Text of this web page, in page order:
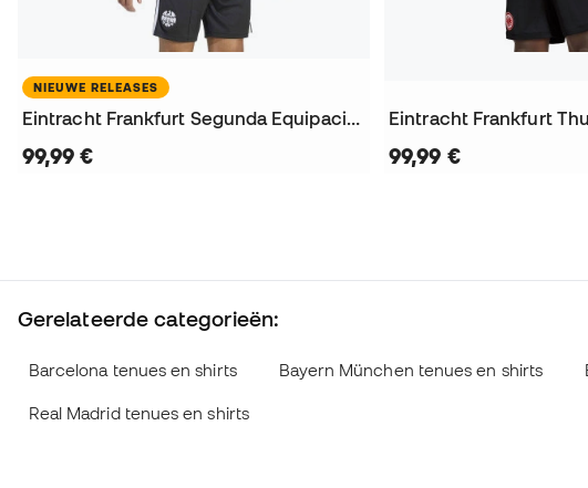
NIEUWE RELEASES
Eintracht Frankfurt Segunda Equipación 2026-2027 Shirt
99,99 € 99,99 €
Gerelateerde categorieën:
Barcelona tenues en shirts Bayern München tenues en shirts
Real Madrid tenues en shirts